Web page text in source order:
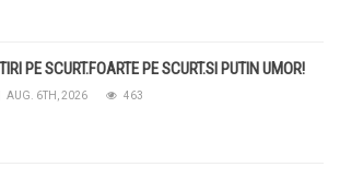
PE SCURT.FOARTE PE SCURT.SI PUTIN UMOR!
AUG. 6TH, 2026 463